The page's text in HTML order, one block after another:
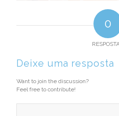
0
Deixe uma resposta
Want to join the discussion?
Feel free to contribute!